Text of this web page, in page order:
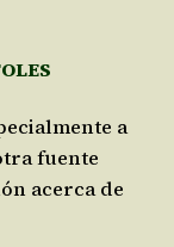
LES
a
fuente
acerca de